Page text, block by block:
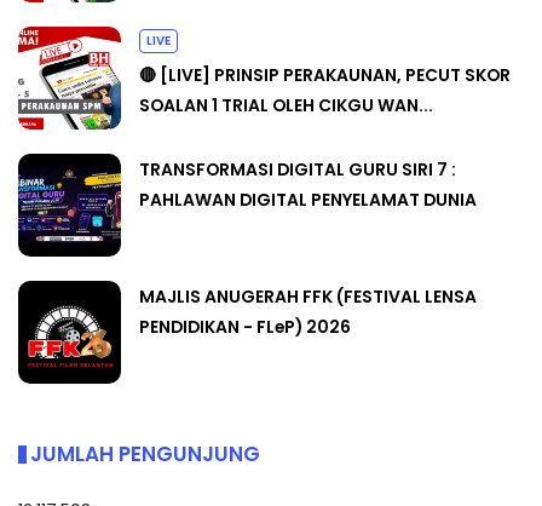
LIVE
🔴 [LIVE] PRINSIP PERAKAUNAN, PECUT SKOR
SOALAN 1 TRIAL OLEH CIKGU WAN...
TRANSFORMASI DIGITAL GURU SIRI 7 :
PAHLAWAN DIGITAL PENYELAMAT DUNIA
MAJLIS ANUGERAH FFK (FESTIVAL LENSA
PENDIDIKAN - FLeP) 2026
JUMLAH PENGUNJUNG